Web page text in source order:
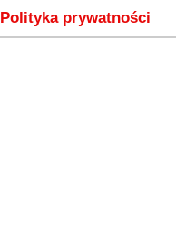
Polityka prywatności